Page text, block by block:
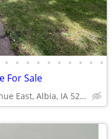
• • • • • • • • • •
For Sale
1121 3rd Avenue East, Albia, IA 52531